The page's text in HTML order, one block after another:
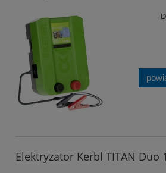
Elektryzator Kerbl TITAN Duo